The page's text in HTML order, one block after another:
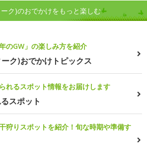
ク)のおでかけをもっと楽しむ
のGW」の楽しみ方を紹介
ク)おでかけトピックス
れるスポット情報をお届けします
スポット
狩りスポットを紹介！旬な時期や準備す